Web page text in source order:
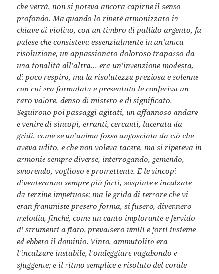
che verrà, non si poteva ancora capirne il senso
profondo. Ma quando lo ripeté armonizzato in
chiave di violino, con un timbro di pallido argento, fu
palese che consisteva essenzialmente in un’unica
risoluzione, un appassionato doloroso trapasso da
una tonalità all’altra… era un’invenzione modesta,
di poco respiro, ma la risolutezza preziosa e solenne
con cui era formulata e presentata le conferiva un
raro valore, denso di mistero e di significato.
Seguirono poi passaggi agitati, un affannoso andare
e venire di sincopi, erranti, cercanti, lacerata da
gridi, come se un’anima fosse angosciata da ciò che
aveva udito, e che non voleva tacere, ma si ripeteva in
armonie sempre diverse, interrogando, gemendo,
smorendo, voglioso e promettente. E le sincopi
diventeranno sempre più forti, sospinte e incalzate
da terzine impetuose; ma le grida di terrore che vi
eran frammiste presero forma, si fusero, divennero
melodia, finché, come un canto implorante e fervido
di strumenti a fiato, prevalsero umili e forti insieme
ed ebbero il dominio. Vinto, ammutolito era
l’incalzare instabile, l’ondeggiare vagabondo e
sfuggente; e il ritmo semplice e risoluto del corale